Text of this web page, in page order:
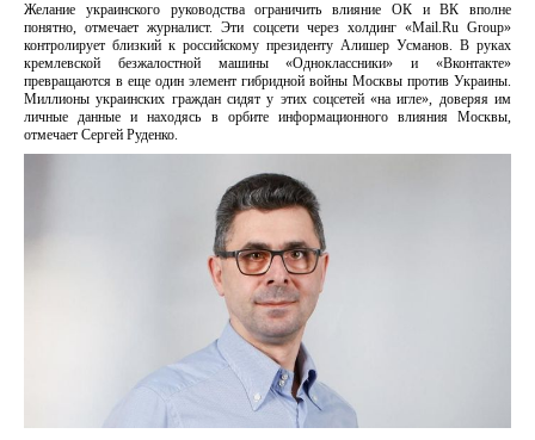
Желание украинского руководства ограничить влияние ОК и ВК вполне
понятно, отмечает журналист. Эти соцсети через холдинг «Mail.Ru Group»
контролирует близкий к российскому президенту Алишер Усманов. В руках
кремлевской безжалостной машины «Одноклассники» и «Вконтакте»
превращаются в еще один элемент гибридной войны Москвы против Украины.
Миллионы украинских граждан сидят у этих соцсетей «на игле», доверяя им
личные данные и находясь в орбите информационного влияния Москвы,
отмечает Сергей Руденко.